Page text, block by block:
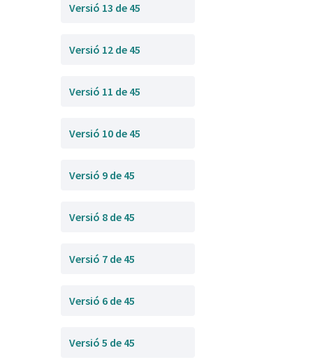
Versió 13 de 45
Versió 12 de 45
Versió 11 de 45
Versió 10 de 45
Versió 9 de 45
Versió 8 de 45
Versió 7 de 45
Versió 6 de 45
Versió 5 de 45